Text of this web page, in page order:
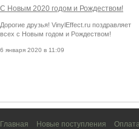
С Новым 2020 годом и Рождеством!
Дорогие друзья! VinylEffect.ru поздравляет
всех с Новым годом и Рождеством!
6 января 2020 в 11:09
Главная Новые поступления